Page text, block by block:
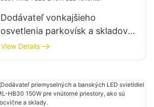
Dodávateľ vonkajšieho
osvetlenia parkovísk a skladov
KML-FL2C 240W LED reflektor
View Details